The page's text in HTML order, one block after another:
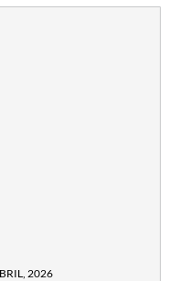
2026